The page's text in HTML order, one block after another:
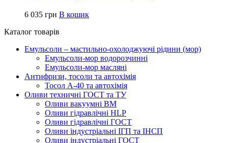
6 035 грн В кошик
Каталог товарів
Емульсоли – мастильно-охолоджуючі рідини (мор)
Емульсоли-мор водорозчинні
Емульсоли-мор масляні
Антифризи, тосоли та автохімія
Тосол А-40 та автохімія
Оливи техничні ГОСТ та ТУ
Оливи вакуумні ВМ
Оливи гідравлічні HLP
Оливи гідравлічні ГОСТ
Оливи індустріальні ІГП та ІНСП
Оливи індустріальні ГОСТ